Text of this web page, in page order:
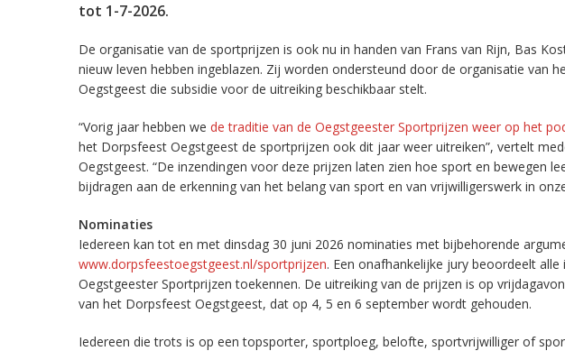
tot 1-7-2026.
De organisatie van de sportprijzen is ook nu in handen van Frans van Rijn, Bas
nieuw leven hebben ingeblazen. Zij worden ondersteund door de organisatie van
Oegstgeest die subsidie voor de uitreiking beschikbaar stelt.
“Vorig jaar hebben we de traditie van de Oegstgeester Sportprijzen weer op het
het Dorpsfeest Oegstgeest de sportprijzen ook dit jaar weer uitreiken”, vertelt
Oegstgeest. “De inzendingen voor deze prijzen laten zien hoe sport en bewegen
bijdragen aan de erkenning van het belang van sport en van vrijwilligerswerk in
Nominaties
Iedereen kan tot en met dinsdag 30 juni 2026 nominaties met bijbehorende
www.dorpsfeestoegstgeest.nl/sportprijzen. Een onafhankelijke jury beoordeelt
Oegstgeester Sportprijzen toekennen. De uitreiking van de prijzen is op
van het Dorpsfeest Oegstgeest, dat op 4, 5 en 6 september wordt gehouden.
Iedereen die trots is op een topsporter, sportploeg, belofte, sportvrijwilliger of